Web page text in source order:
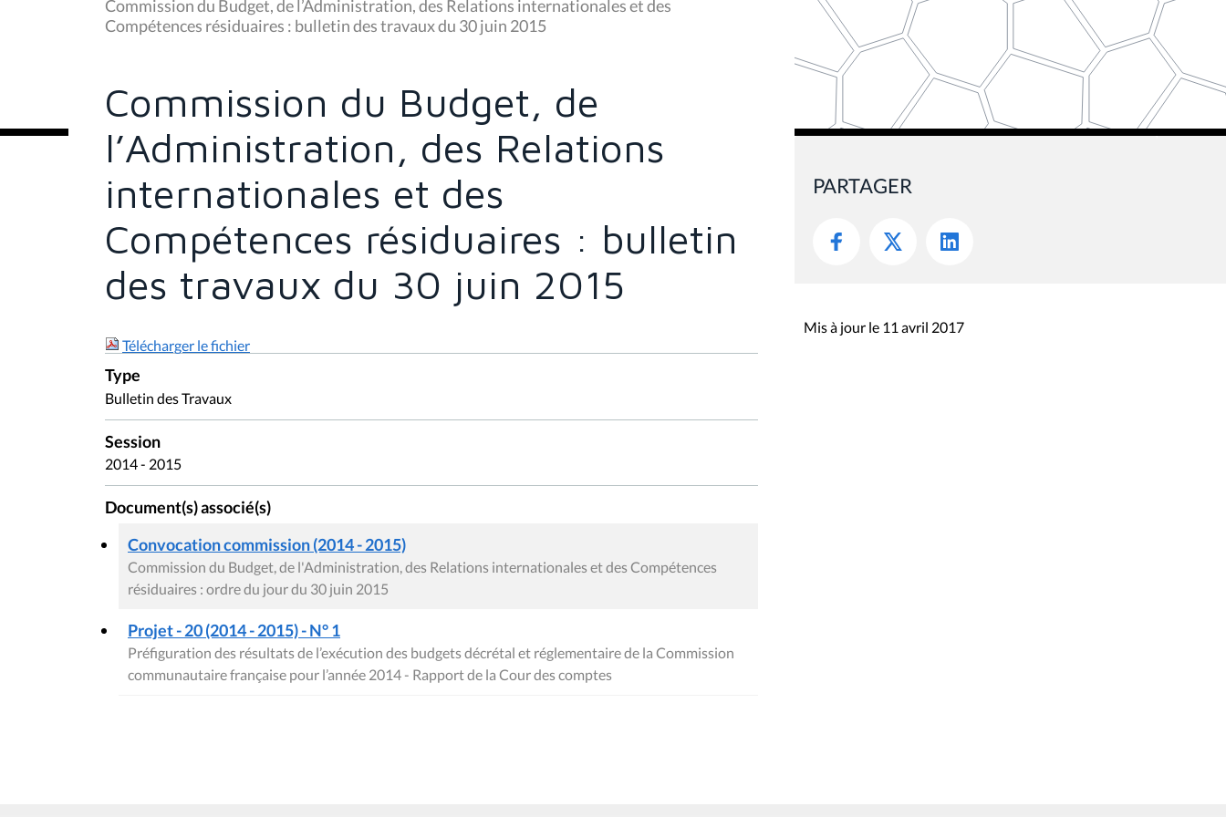
s
ê
c
:
Commission du Budget, de l’Administration, des Relations internationales et des
Compétences résiduaires : bulletin des travaux du 30 juin 2015
Commission du Budget, de
l’Administration, des Relations
internationales et des
Compétences résiduaires : bulletin
des travaux du 30 juin 2015
Télécharger le fichier
Type
Bulletin des Travaux
Session
2014 - 2015
Document(s) associé(s)
Convocation commission (2014 - 2015)
Commission du Budget, de l'Administration, des Relations internationales et des Compétences
résiduaires : ordre du jour du 30 juin 2015
Projet - 20 (2014 - 2015) - N° 1
Préfiguration des résultats de l’exécution des budgets décrétal et réglementaire de la Commission
communautaire française pour l’année 2014 - Rapport de la Cour des comptes
PARTAGER
Mis à jour le 11 avril 2017